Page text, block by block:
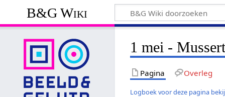
B&G Wiki
1 mei -
Pagina Overleg
Logboek voor deze pagina